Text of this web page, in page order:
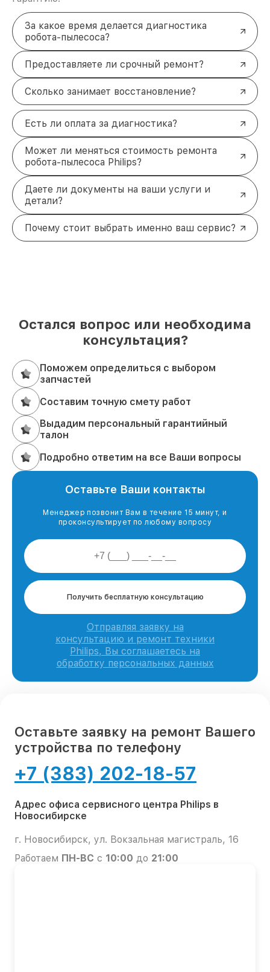
За какое время делается диагностика
робота-пылесоса?
Предоставляете ли срочный ремонт?
Сколько занимает восстановление?
Есть ли оплата за диагностика?
Может ли меняться стоимость ремонта
робота-пылесоса Philips?
Даете ли документы на ваши услуги и
детали?
Почему стоит выбрать именно ваш сервис?
Остался вопрос или необходима
консультация?
Поможем определиться с выбором
запчастей
Составим точную смету работ
Выдадим персональный гарантийный
талон
Подробно ответим на все Ваши вопросы
Оставьте Ваши контакты
Менеджер позвонит Вам в течение 15 минут, и
проконсультирует по любому вопросу
Получить бесплатную консультацию
Отправляя заявку на
консультацию и ремонт техники
Philips, Вы соглашаетесь на
обработку персональных данных
Оставьте заявку на ремонт Вашего
устройства по телефону
+7 (383) 202-18-57
Адрес офиса сервисного центра Philips в
Новосибирске
г. Новосибирск, ул. Вокзальная магистраль, 16
Работаем ПН-ВС с 10:00 до 21:00